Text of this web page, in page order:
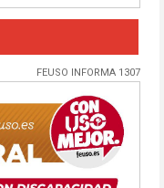
FEUSO INFORMA 1307